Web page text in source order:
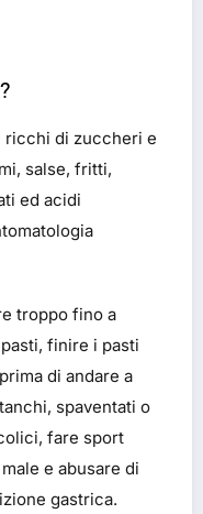
ricchi di zuccheri e
salse, fritti,
ed acidi
troppo fino a
finire i pasti
di andare a
spaventati o
fare sport
e abusare di
gastrica.